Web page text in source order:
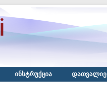
ინსტრუქცია